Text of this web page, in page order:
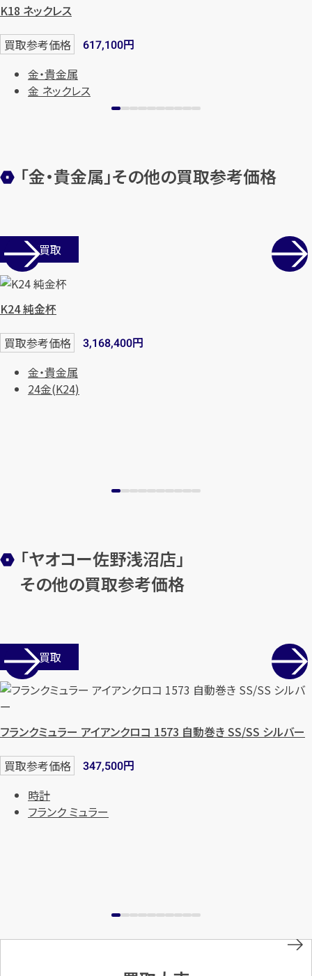
K18 ネックレス
買取参考価格 617,100円
金・貴金属
金 ネックレス
「金・貴金属」その他の買取参考価格
店舗買取
K24 純金杯
買取参考価格 3,168,400円
金・貴金属
24金(K24)
「ヤオコー佐野浅沼店」
その他の買取参考価格
店舗買取
フランクミュラー アイアンクロコ 1573 自動巻き SS/SS シルバー
買取参考価格 347,500円
時計
フランク ミュラー